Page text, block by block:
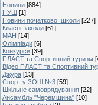
Новини [884]
НУШ [1]
Новини початкової школи [227]
Класні заходи [61]
МАН [14]
Олімпіади [6]
Конкурси [39]
ПЛАСТ та Спортивний туризм
Відео ПЛАСТ та Спортивний
Джура [13]
Спорт у ЗОШ №3 [59]
Шкільне самоврядування [22]
Ансамбль "Черемшина" [10]